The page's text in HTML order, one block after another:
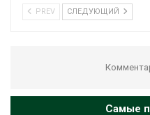
PREV СЛЕДУЮЩИЙ
Самые